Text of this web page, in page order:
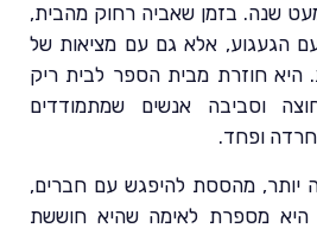
שנה. בזמן שאביה רחוק מהבית,
הגעגוע, אלא גם עם מציאות של
היא חוזרת מבית הספר לבית ריק
וסביבה אנשים שמתמודדים
ופחד.
יותר, מהססת להיפגש עם חברים,
היא מספרת לאימה שהיא חוששת